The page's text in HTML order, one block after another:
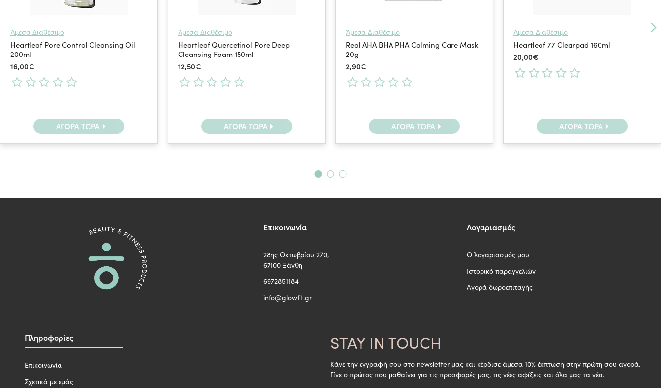
Άμεσα Διαθέσιμο
Heartleaf Pore Control Cleansing Oil
200ml
16,00€
ΑΓΟΡΆ ΤΏΡΑ
Άμεσα Διαθέσιμο
Heartleaf Quercetinol Pore Deep
Cleansing Foam 150ml
12,50€
ΑΓΟΡΆ ΤΏΡΑ
Άμεσα Διαθέσιμο
Real AHA BHA PHA Calming Care Mask
20g
2,90€
ΑΓΟΡΆ ΤΏΡΑ
Άμεσα Διαθέσιμο
Heartleaf 77 Clearpad 160ml
20,00€
ΑΓΟΡΆ ΤΏΡΑ
Επικοινωνία
28ης Οκτωβρίου 270,
67100 Ξάνθη
6972851184
info@glowfit.gr
Λογαριασμός
Ο λογαριασμός μου
Ιστορικό παραγγελιών
Αγορά δωροεπιταγής
Πληροφορίες
Επικοινωνία
Σχετικά με εμάς
STAY IN TOUCH
Κάνε την εγγραφή σου στο newsletter μας και κέρδισε άμεσα 10% έκπτωση στην πρώτη σου αγορά.
Γίνε ο πρώτος που μαθαίνει για τις προσφορές μας, τις νέες αφίξεις και όλα μας τα νέα.